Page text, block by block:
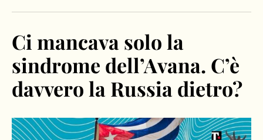
Ci mancava solo la
sindrome dell’Avana. C’è
davvero la Russia dietro?